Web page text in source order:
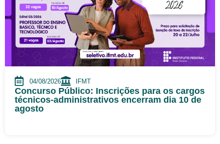
04/08/2026 IFMT
Concurso Público: Inscrições para os cargos
técnicos-administrativos encerram dia 10 de
agosto